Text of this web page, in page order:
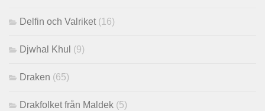
Delfin och Valriket(16)
Djwhal Khul (9)
Draken (65)
Drakfolket från Maldek (5)